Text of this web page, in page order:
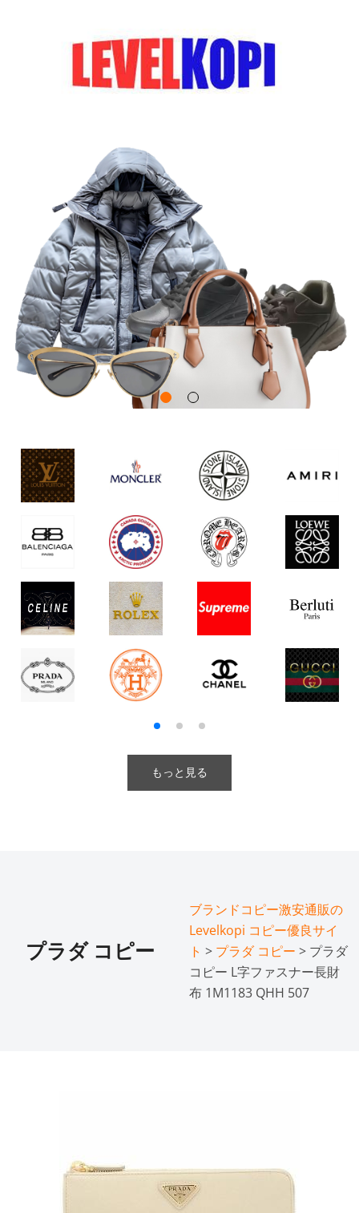
もっと見る
プラダ コピー
ブランドコピー激安通販の
Levelkopi コピー優良サイ
ト > プラダ コピー > プラダ
コピー L字ファスナー長財
布 1M1183 QHH 507